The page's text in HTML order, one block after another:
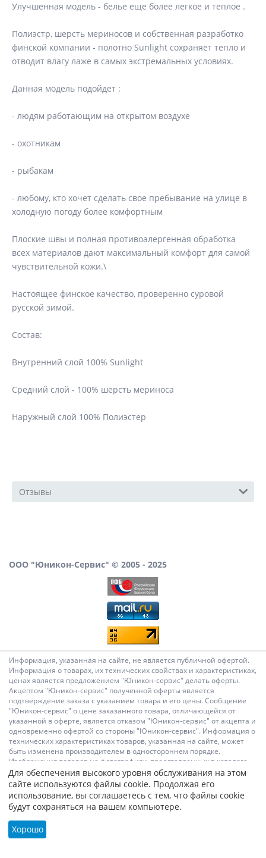
Улучшенная модель - белье еще более легкое и теплое .
Полиэстр, шерсть мериносов и собственная разработко
финской компании - полотно Sunlight сохраняет тепло и
отводит влагу лаже в самых экстремальных условиях.
Данная модель подойдет :
- людям работающим на открытом воздухе
- охотникам
- рыбакам
- любому, кто хочет сделать свое пребывание на улице в
холодную погоду более комфортным
Плоские швы и полная противоалергенная обработка
всех материалов дают максимальный комфорт для самой
чувствительной кожи.\
Настоящее финское качество, проверенно суровой
русской зимой.
Состав:
Внутренний слой 100% Sunlight
Средний слой - 100% шерсть мериноса
Наружный слой 100% Полиэстер
Отзывы
ООО "Юникон-Сервис" © 2005 - 2025
Информация, указанная на сайте, не является публичной офертой.
Информация о товарах, их технических свойствах и характеристиках,
ценах является предложением "Юникон-сервис" делать оферты.
Акцептом "Юникон-сервис" полученной оферты является
подтверждение заказа с указанием товара и его цены. Сообщение
"Юникон-сервис" о цене заказанного товара, отличающейся от
указанной в оферте, является отказом "Юникон-сервис" от акцепта и
одновременно офертой со стороны "Юникон-сервис". Информация о
технических характеристиках товаров, указанная на сайте, может
быть изменена производителем в одностороннем порядке.
Изображения товаров на фотографиях, представленных в каталоге
на сайте, могут отличаться от оригиналов. Информация о цене
товара, указанная в каталоге на сайте, может отличаться от
фактической к моменту оформления заказа на соответствующий
товар. Подтверждением цены заказанного товара является
сообщение "Юникон-сервис" о цене такого товара. Администрация
Сайта не несет ответственности за содержание сообщений и других
материалов на сайте, их возможное несоответствие действующему
Для обеспечения высокого уровня обслуживания на этом
сайте используются файлы cookie. Продолжая его
использование, вы соглашаетесь с тем, что файлы cookie
будут сохраняться на вашем компьютере.
Хорошо